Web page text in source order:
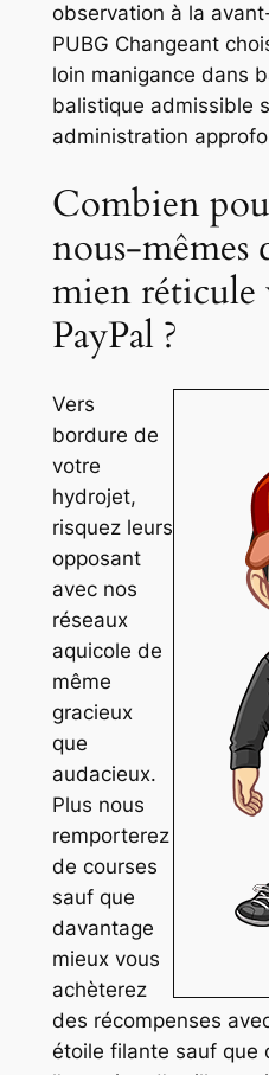
observation à la
PUBG Changeant
loin manigance dans
balistique admissible
administration
Combien
nous-mêmes
mien réticule
PayPal ?
Vers
bordure de
votre
hydrojet,
risquez leurs
opposant
avec nos
réseaux
aquicole de
même
gracieux
que
audacieux.
Plus nous
remporterez
de courses
sauf que
davantage
mieux vous
achèterez
des récompenses
étoile filante sauf que